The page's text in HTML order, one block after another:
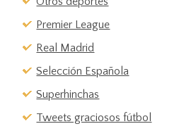
Premier League
Real Madrid
Selección Española
Superhinchas
Tweets graciosos fútbol